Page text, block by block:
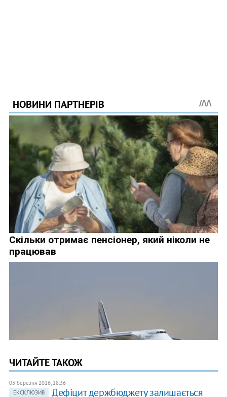
ЧИТАЙТЕ ТАКОЖ
03 березня 2016, 18:36
ЕКСКЛЮЗИВ
Дефіцит держбюджету залишається